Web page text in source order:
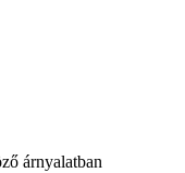
árnyalatban